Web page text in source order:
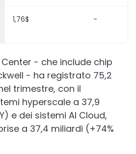
1,76$ -
- che include chip
- ha registrato 75,2
trimestre, con il
hyperscale a 37,9
e dei sistemi AI Cloud,
a 37,4 miliardi (+74%